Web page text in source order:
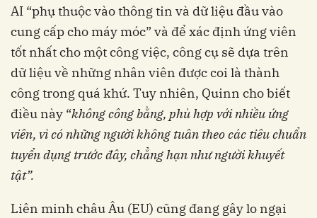
AI “phụ thuộc vào thông tin và dữ liệu đầu vào
cung cấp cho máy móc” và để xác định ứng viên
tốt nhất cho một công việc, công cụ sẽ dựa trên
dữ liệu về những nhân viên được coi là thành
công trong quá khứ. Tuy nhiên, Quinn cho biết
điều này “không công bằng, phù hợp với nhiều ứng
viên, vì có những người không tuân theo các tiêu chuẩn
tuyển dụng trước đây, chẳng hạn như người khuyết
tật”.
Liên minh châu Âu (EU) cũng đang gây lo ngại